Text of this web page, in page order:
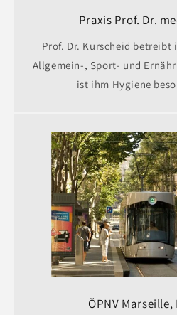
Praxis Prof. Dr.
Prof. Dr. Kurscheid betreibt
Allgemein-, Sport- und
ist ihm Hygiene
ÖPNV